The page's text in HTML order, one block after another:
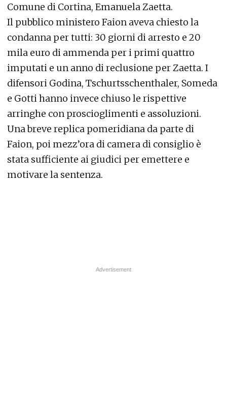
Comune di Cortina, Emanuela Zaetta.
Il pubblico ministero Faion aveva chiesto la
condanna per tutti: 30 giorni di arresto e 20
mila euro di ammenda per i primi quattro
imputati e un anno di reclusione per Zaetta. I
difensori Godina, Tschurtsschenthaler, Someda
e Gotti hanno invece chiuso le rispettive
arringhe con proscioglimenti e assoluzioni.
Una breve replica pomeridiana da parte di
Faion, poi mezz’ora di camera di consiglio è
stata sufficiente ai giudici per emettere e
motivare la sentenza.